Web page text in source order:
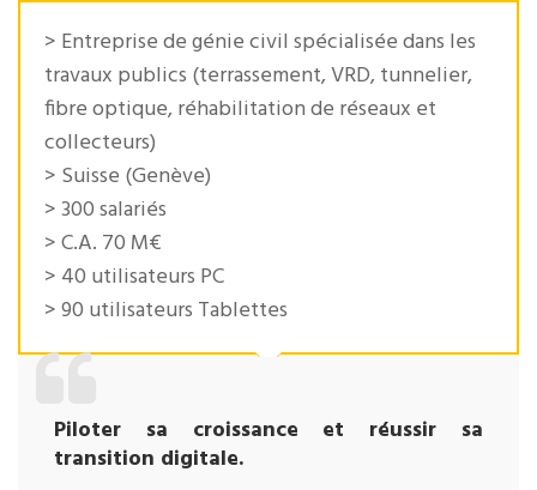
> Entreprise de génie civil spécialisée dans les
travaux publics (terrassement, VRD, tunnelier,
fibre optique, réhabilitation de réseaux et
collecteurs)
> Suisse (Genève)
> 300 salariés
> C.A. 70 M€
> 40 utilisateurs PC
> 90 utilisateurs Tablettes
Piloter sa croissance et réussir sa
transition digitale.